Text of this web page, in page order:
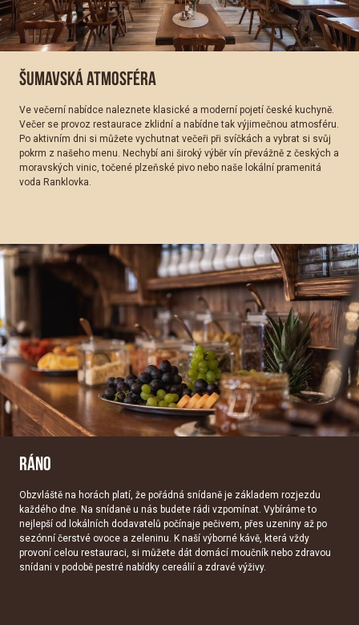
ŠUMAVSKÁ ATMOSFÉRA
Ve večerní nabídce naleznete klasické a moderní pojetí české kuchyně.
Večer se provoz restaurace zklidní a nabídne tak výjimečnou atmosféru.
Po aktivním dni si můžete vychutnat večeři při svíčkách a vybrat si svůj
pokrm z našeho menu. Nechybí ani široký výběr vín převážně z českých a
moravských vinic, točené plzeňské pivo nebo naše lokální pramenitá
voda Ranklovka.
RÁNO
Obzvláště na horách platí, že pořádná snídaně je základem rozjezdu
každého dne. Na snídaně u nás budete rádi vzpomínat. Vybíráme to
nejlepší od lokálních dodavatelů počínaje pečivem, přes uzeniny až po
sezónní čerstvé ovoce a zeleninu. K naší výborné kávě, která vždy
provoní celou restauraci, si můžete dát domácí moučník nebo zdravou
snídani v podobě pestré nabídky cereálií a zdravé výživy.